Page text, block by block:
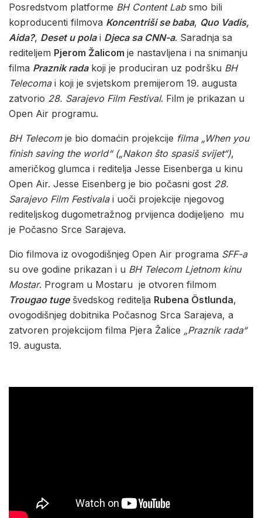
Posredstvom platforme BH Content Labsmo bili
koproducenti filmova Koncentriši se baba, Quo Vadis,
Aida?, Deset u polai Djeca sa CNN-a. Saradnja sa
rediteljem Pjerom Žalicom je nastavljena i na snimanju
filma Praznik radakoji je produciran uz podršku BH
Telecomai koji je svjetskom premijerom 19. augusta
zatvorio 28. Sarajevo Film Festival. Film je prikazan u
Open Air programu.
BH Telecomje bio domaćin projekcije filma „When you
finish saving the world“ („Nakon što spasiš svijet“),
američkog glumca i reditelja Jesse Eisenberga u kinu
Open Air. Jesse Eisenberg je bio počasni gost 28.
Sarajevo Film Festivalai uoči projekcije njegovog
rediteljskog dugometražnog prvijenca dodijeljeno mu
je Počasno Srce Sarajeva.
Dio filmova iz ovogodišnjeg Open Air programa SFF-a
su ove godine prikazan i u BH Telecom Ljetnom kinu
Mostar. Program u Mostaru je otvoren filmom
Trougao tugešvedskog reditelja Rubena Östlunda,
ovogodišnjeg dobitnika Počasnog Srca Sarajeva, a
zatvoren projekcijom filma Pjera Žalice „Praznik rada“
19. augusta.